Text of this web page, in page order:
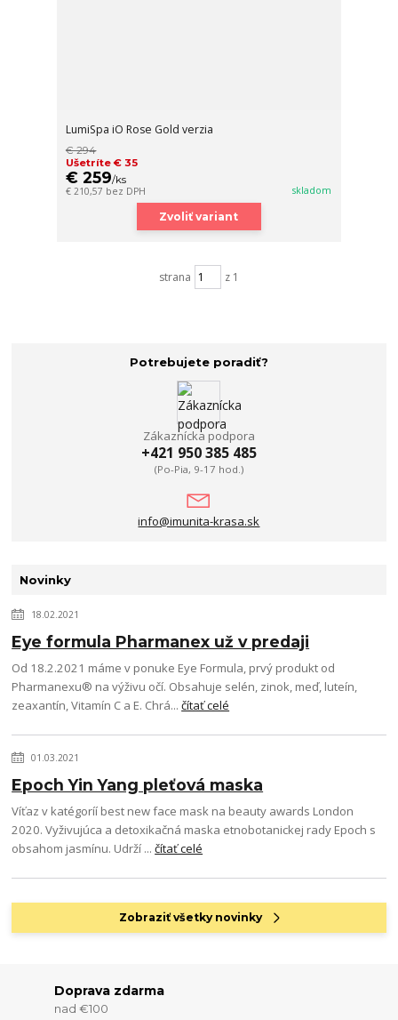
LumiSpa iO Rose Gold verzia
€ 294
Ušetríte € 35
€ 259/ks
€ 210,57 bez DPH skladom
Zvoliť variant
strana z 1
Potrebujete poradiť?
Zákaznícka podpora
+421 950 385 485
(Po-Pia, 9-17 hod.)
info@imunita-krasa.sk
Novinky
18.02.2021
Eye formula Pharmanex už v predaji
Od 18.2.2021 máme v ponuke Eye Formula, prvý produkt od
Pharmanexu® na výživu očí. Obsahuje selén, zinok, meď, luteín,
zeaxantín, Vitamín C a E. Chrá...čítať celé
01.03.2021
Epoch Yin Yang pleťová maska
Víťaz v katégoríí best new face mask na beauty awards London
2020. Vyživujúca a detoxikačná maska etnobotanickej rady Epoch s
obsahom jasmínu. Udrží ...čítať celé
Zobraziť všetky novinky
Doprava zdarma
nad €100